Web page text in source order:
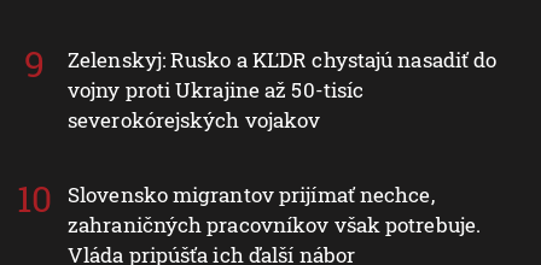
Zelenskyj: Rusko a KĽDR chystajú nasadiť do
vojny proti Ukrajine až 50-tisíc
severokórejských vojakov
Slovensko migrantov prijímať nechce,
zahraničných pracovníkov však potrebuje.
Vláda pripúšťa ich ďalší nábor